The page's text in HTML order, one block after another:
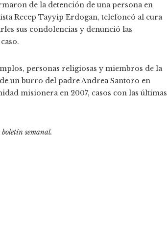
de la detención de una persona en
Recep Tayyip Erdogan, telefoneó al cura
sus condolencias y denunció las
personas religiosas y miembros de la
un burro del padre Andrea Santoro en
misionera en 2007, casos con las últimas
boletín semanal.